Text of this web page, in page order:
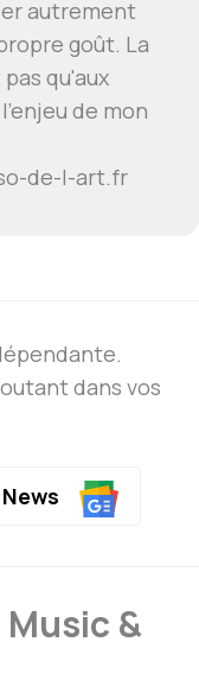
autrement
goût. La
qu'aux
de mon
de-l-art.fr
dans vos
&